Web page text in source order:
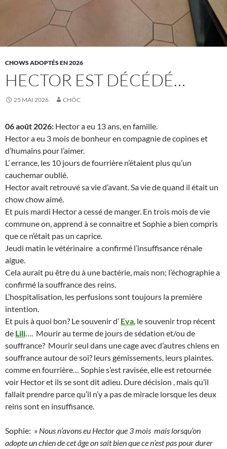
CHOWS ADOPTÉS EN 2026
HECTOR EST DÉCÉDÉ…
25 MAI 2026 CHÔC
06 août 2026: Hector a eu 13 ans, en famille.
Hector a eu 3 mois de bonheur en compagnie de copines et
d’humains pour l’aimer.
L’ errance, les 10 jours de fourrière n’étaient plus qu’un
cauchemar oublié.
Hector avait retrouvé sa vie d’avant. Sa vie de quand il était un
chow chow aimé.
Et puis mardi Hector a cessé de manger. En trois mois de vie
commune on, apprend à se connaitre et Sophie a bien compris
que ce n’était pas un caprice.
Jeudi matin le vétérinaire a confirmé l’insuffisance rénale
aigue.
Cela aurait pu être du à une bactérie, mais non; l’échographie a
confirmé la souffrance des reins.
L’hospitalisation, les perfusions sont toujours la première
intention.
Et puis à quoi bon? Le souvenir d’ Eva , le souvenir trop récent
de Lili …. Mourir au terme de jours de sédation et/ou de
souffrance? Mourir seul dans une cage avec d’autres chiens en
souffrance autour de soi? leurs gémissements, leurs plaintes.
comme en fourrière… Sophie s’est ravisée, elle est retournée
voir Hector et ils se sont dit adieu. Dure décision , mais qu’il
fallait prendre parce qu’il n’y a pas de miracle lorsque les deux
reins sont en insuffisance.
Sophie: » Nous n’avons eu Hector que 3 mois mais lorsqu’on
adopte un chien de cet âge on sait bien que ce n’est pas pour durer